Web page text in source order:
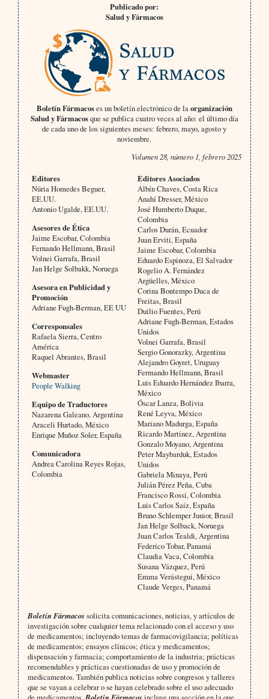
Publicado por:
Salud y Fármacos
Boletín Fármacoses un boletín electrónico de laorganización
Salud y Fármacosque se publica cuatro veces al año: el último día
de cada uno de los siguientes meses: febrero, mayo, agosto y
noviembre.
Volumen 28, número 1, febrero 2025
Editores
Núria Homedes Beguer,
EE.UU.
Antonio Ugalde, EE.UU.
Asesores de Ética
Jaime Escobar, Colombia
Fernando Hellmann, Brasil
Volnei Garrafa, Brasil
Jan Helge Solbakk, Noruega
Asesora en Publicidad y
Promoción
Adriane Fugh-Berman, EE UU
Corresponsales
Rafaela Sierra, Centro
América
Raquel Abrantes, Brasil
Webmaster
People Walking
Equipo de Traductores
Nazarena Galeano, Argentina
Araceli Hurtado, México
Enrique Muñoz Soler, España
Comunicadora
Andrea Carolina Reyes Rojas,
Colombia
Editores Asociados
Albín Chaves, Costa Rica
Anahí Dresser, México
José Humberto Duque,
Colombia
Carlos Durán, Ecuador
Juan Erviti, España
Jaime Escobar, Colombia
Eduardo Espinoza, El Salvador
Rogelio A. Fernández
Argüelles, México
Corina Bontempo Duca de
Freitas, Brasil
Duilio Fuentes, Perú
Adriane Fugh-Berman, Estados
Unidos
Volnei Garrafa, Brasil
Sergio Gonorazky, Argentina
Alejandro Goyret, Uruguay
Fermando Hellmann, Brasil
Luis Eduardo Hernández Ibarra,
México
Óscar Lanza, Bolivia
René Leyva, México
Mariano Madurga, España
Ricardo Martínez, Argentina
Gonzalo Moyano, Argentina
Peter Maybarduk, Estados
Unidos
Gabriela Minaya, Perú
Julián Pérez Peña, Cuba
Francisco Rossi, Colombia
Luis Carlos Saíz, España
Bruno Schlemper Junior, Brasil
Jan Helge Solback, Noruega
Juan Carlos Tealdi, Argentina
Federico Tobar, Panamá
Claudia Vaca, Colombia
Susana Vázquez, Perú
Emma Verástegui, México
Claude Verges, Panamá
Boletín Fármacossolicita comunicaciones, noticias, y artículos de
investigación sobre cualquier tema relacionado con el acceso y uso
de medicamentos; incluyendo temas de farmacovigilancia; políticas
de medicamentos; ensayos clínicos; ética y medicamentos;
dispensación y farmacia; comportamiento de la industria; prácticas
recomendables y prácticas cuestionadas de uso y promoción de
medicamentos. También publica noticias sobre congresos y talleres
que se vayan a celebrar o se hayan celebrado sobre el uso adecuado